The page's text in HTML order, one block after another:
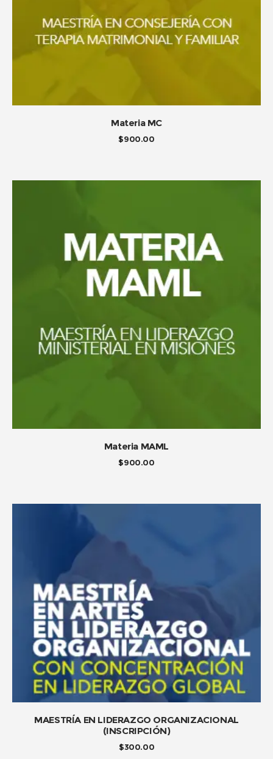
ADD TO CART
Materia MC
$900.00
ADD TO CART
Materia MAML
$900.00
ADD TO CART
MAESTRÍA EN LIDERAZGO ORGANIZACIONAL
(INSCRIPCIÓN)
$300.00